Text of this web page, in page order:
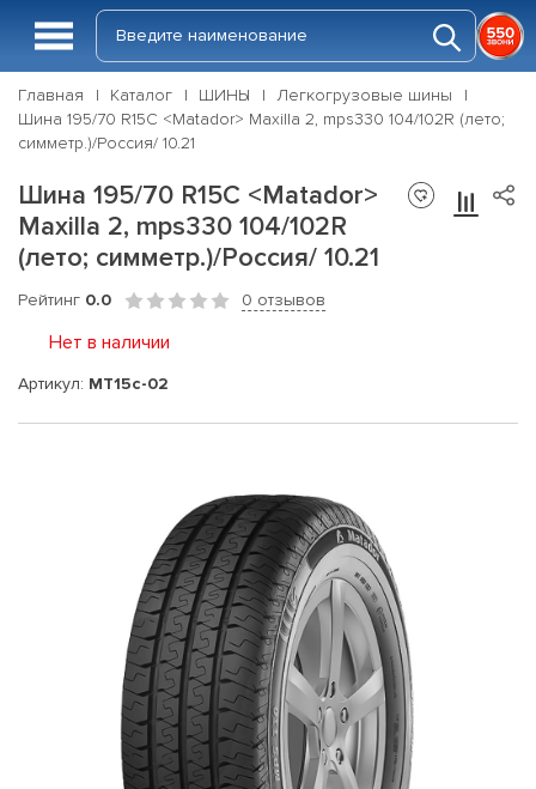
Главная Каталог ШИНЫ
Легкогрузовые шины
Шина 195/70 R15C <Matador> Maxilla 2, mps330 104/102R (лето;
симметр.)/Россия/ 10.21
Шина 195/70 R15C <Matador>
Maxilla 2, mps330 104/102R
(лето; симметр.)/Россия/ 10.21
Рейтинг 0.0 0 отзывов
Нет в наличии
Артикул: MT15c-02